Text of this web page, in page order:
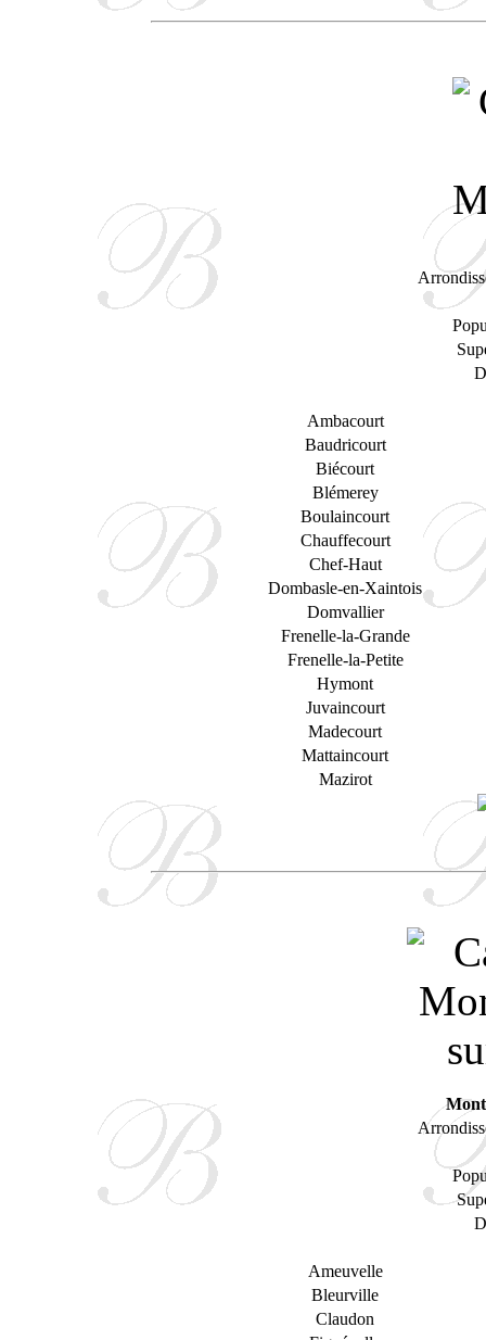
Ambacourt
Baudricourt
Biécourt
Blémerey
Boulaincourt
Chauffecourt
Chef-Haut
Dombasle-en-Xaintois
Domvallier
Frenelle-la-Grande
Frenelle-la-Petite
Hymont
Juvaincourt
Madecourt
Mattaincourt
Mazirot
Ameuvelle
Bleurville
Claudon